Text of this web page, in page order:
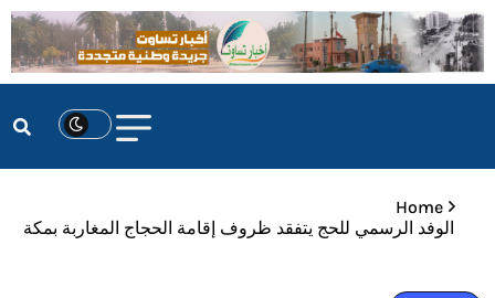
Home
الوفد الرسمي للحج يتفقد ظروف إقامة الحجاج المغاربة بمكة